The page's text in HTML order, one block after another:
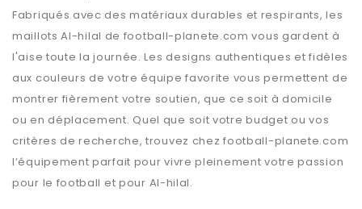
Fabriqués avec des matériaux durables et respirants, les
maillotsAl-hilal de football-planete.com vous gardent à
l'aise toute la journée. Les designs authentiques et fidèles
aux couleurs de votre équipe favorite vous permettent de
montrer fièrement votre soutien, que ce soit à domicile
ou en déplacement. Quel que soit votre budget ou vos
critères de recherche, trouvez chezfootball-planete.com
l’équipement parfait pour vivre pleinement votre passion
pour le football et pour Al-hilal.